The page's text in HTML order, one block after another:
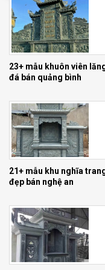
23+ mẫu khuôn viên
đá bán quảng bình
21+ mẫu khu nghĩa
đẹp bán nghệ an